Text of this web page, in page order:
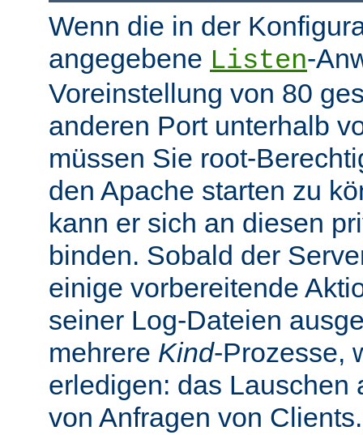
Wenn die in der
angegebene Listen-
Voreinstellung von 80
anderen Port unterhalb
müssen Sie root-
den Apache starten zu
kann er sich an diesen
binden. Sobald der
einige vorbereitende
seiner Log-Dateien
mehrere Kind-Prozesse,
erledigen: das Lauschen
von Anfragen von